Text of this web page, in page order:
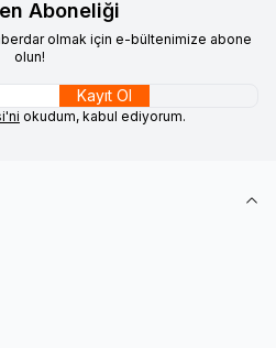
Aboneliği
olmak için e-bültenimize abone
olun!
Kayıt Ol
okudum, kabul ediyorum.